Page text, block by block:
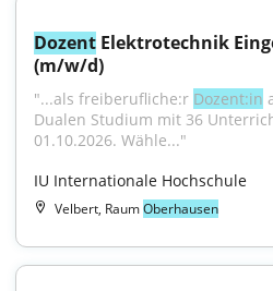
Dozent Elektrotechnik
(m/w/d)
"...als freiberufliche:r Dozent:in
Dualen Studium mit 36
01.10.2026. Wähle..."
IU Internationale Hochschule
Velbert, RaumOberhausen